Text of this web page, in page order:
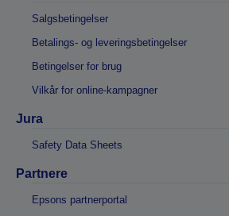
Salgsbetingelser
Betalings- og leveringsbetingelser
Betingelser for brug
Vilkår for online-kampagner
Jura
Safety Data Sheets
Partnere
Epsons partnerportal